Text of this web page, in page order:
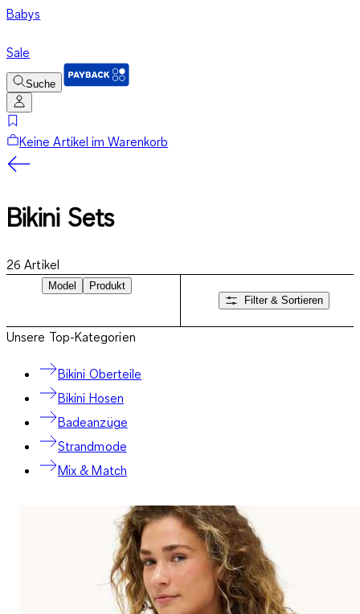
Babys
Sale
Suche
Keine Artikel im Warenkorb
Bikini Sets
26 Artikel
Model
Produkt
Filter & Sortieren
Unsere Top-Kategorien
Bikini Oberteile
Bikini Hosen
Badeanzüge
Strandmode
Mix & Match